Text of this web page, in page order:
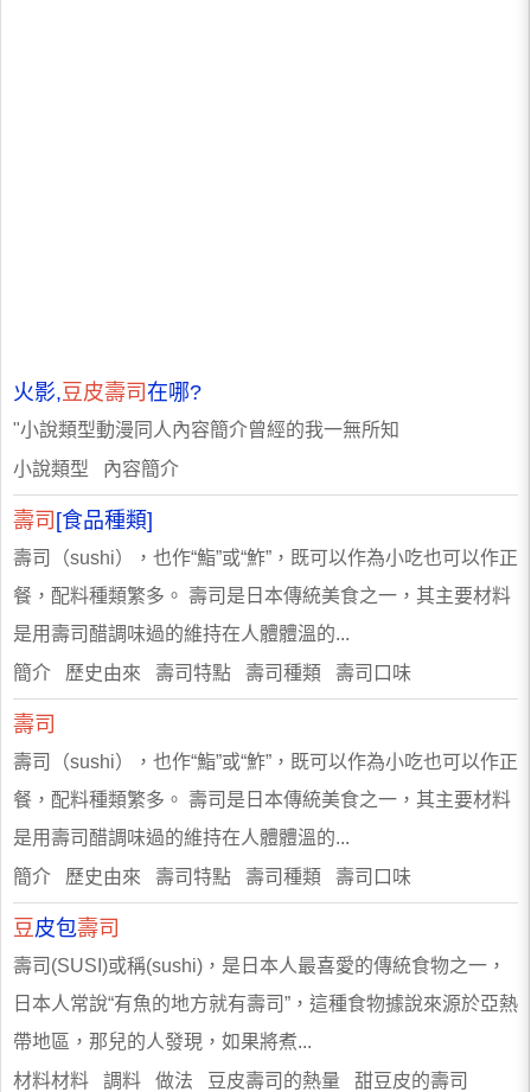
火影,豆皮壽司 在哪?
"小說類型動漫同人內容簡介曾經的我一無所知
小說類型 內容簡介
壽司 [食品種類]
壽司（sushi），也作“鮨”或“鮓”，既可以作為小吃也可以作正
餐，配料種類繁多。 壽司是日本傳統美食之一，其主要材料
是用壽司醋調味過的維持在人體體溫的...
簡介 歷史由來 壽司特點 壽司種類 壽司口味
壽司
壽司（sushi），也作“鮨”或“鮓”，既可以作為小吃也可以作正
餐，配料種類繁多。 壽司是日本傳統美食之一，其主要材料
是用壽司醋調味過的維持在人體體溫的...
簡介 歷史由來 壽司特點 壽司種類 壽司口味
豆皮包壽司
壽司(SUSI)或稱(sushi)，是日本人最喜愛的傳統食物之一，
日本人常說“有魚的地方就有壽司”，這種食物據說來源於亞熱
帶地區，那兒的人發現，如果將煮...
材料材料 調料 做法 豆皮壽司的熱量 甜豆皮的壽司